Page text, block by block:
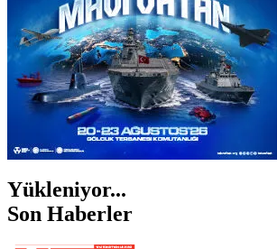
Yükleniyor...
Son Haberler